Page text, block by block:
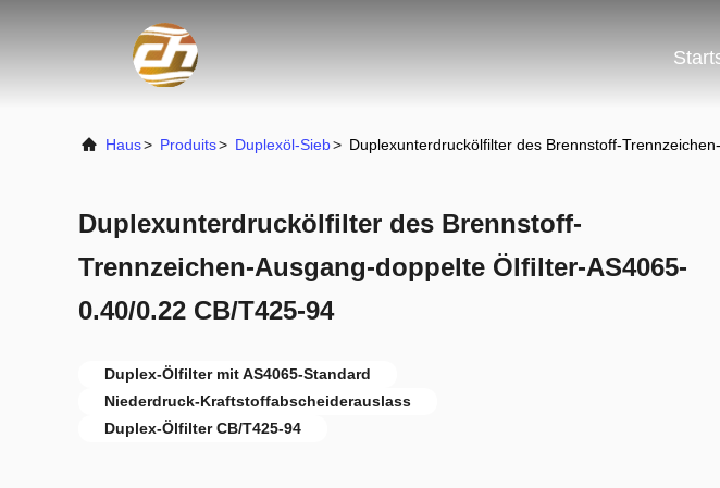
Haus> Produits> Duplexöl-Sieb> Duplexunterdruckölfilter des Brennstoff-
Duplexunterdruckölfilter des Brennstoff-
Trennzeichen-Ausgang-doppelte Ölfilter-AS4065-
0.40/0.22 CB/T425-94
Duplex-Ölfilter mit AS4065-Standard
Niederdruck-Kraftstoffabscheiderauslass
Duplex-Ölfilter CB/T425-94